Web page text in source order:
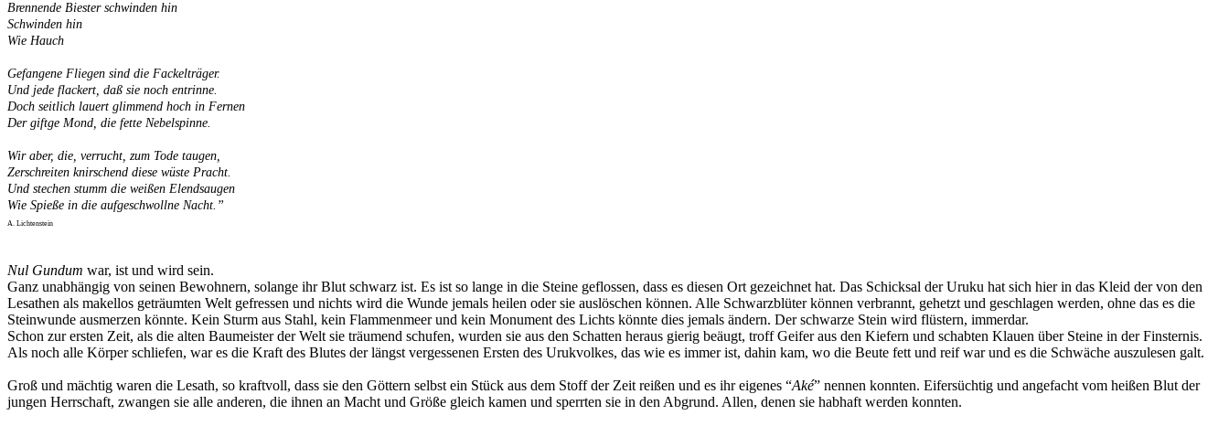
Brennende Biester schwinden hin
Schwinden hin
Wie Hauch
Gefangene Fliegen sind die Fackelträger.
Und jede flackert, daß sie noch entrinne.
Doch seitlich lauert glimmend hoch in Fernen
Der giftge Mond, die fette Nebelspinne.
Wir aber, die, verrucht, zum Tode taugen,
Zerschreiten knirschend diese wüste Pracht.
Und stechen stumm die weißen Elendsaugen
Wie Spieße in die aufgeschwollne Nacht.”
A. Lichtenstein
Nul Gundum war, ist und wird sein.
Ganz unabhängig von seinen Bewohnern, solange ihr Blut schwarz ist. Es ist so lange in die Steine geflossen, dass es diesen Ort gezeichnet hat. Das Schicksal der Uruku hat sich hier in das Kleid der von den
Lesathen als makellos geträumten Welt gefressen und nichts wird die Wunde jemals heilen oder sie auslöschen können. Alle Schwarzblüter können verbrannt, gehetzt und geschlagen werden, ohne das es die
Steinwunde ausmerzen könnte. Kein Sturm aus Stahl, kein Flammenmeer und kein Monument des Lichts könnte dies jemals ändern. Der schwarze Stein wird flüstern, immerdar.
Schon zur ersten Zeit, als die alten Baumeister der Welt sie träumend schufen, wurden sie aus den Schatten heraus gierig beäugt, troff Geifer aus den Kiefern und schabten Klauen über Steine in der Finsternis.
Als noch alle Körper schliefen, war es die Kraft des Blutes der längst vergessenen Ersten des Urukvolkes, das wie es immer ist, dahin kam, wo die Beute fett und reif war und es die Schwäche auszulesen galt.
Groß und mächtig waren die Lesath, so kraftvoll, dass sie den Göttern selbst ein Stück aus dem Stoff der Zeit reißen und es ihr eigenes “Aké” nennen konnten. Eifersüchtig und angefacht vom heißen Blut der
jungen Herrschaft, zwangen sie alle anderen, die ihnen an Macht und Größe gleich kamen und sperrten sie in den Abgrund. Allen, denen sie habhaft werden konnten.